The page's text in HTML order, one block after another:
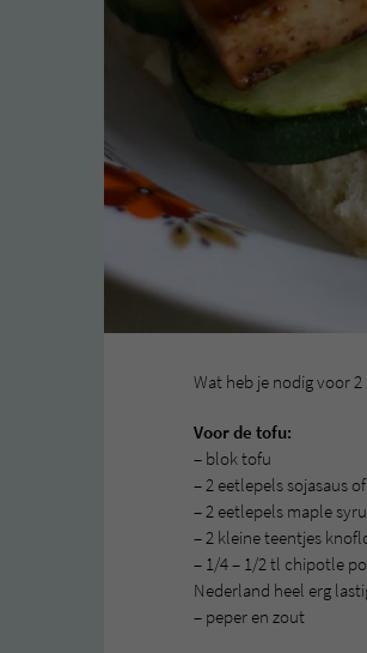
Wat heb je nodig voor 2
Voor de tofu:
– blok tofu
– 2 eetlepels sojasaus
– 2 eetlepels maple
– 2 kleine teentjes
– 1/4 – 1/2 tl chipotle
Nederland heel erg
– peper en zout